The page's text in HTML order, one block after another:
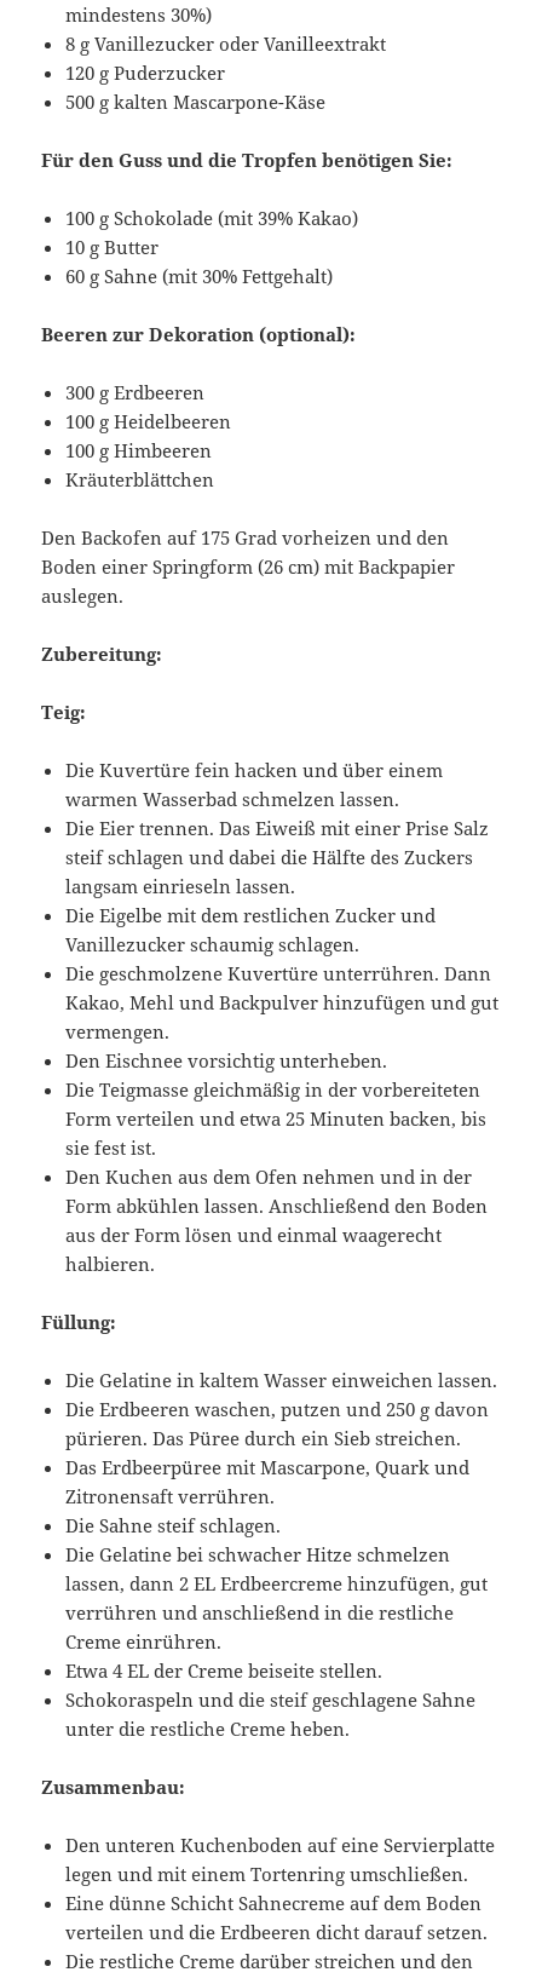
mindestens 30%)
8 g Vanillezucker oder Vanilleextrakt
120 g Puderzucker
500 g kalten Mascarpone-Käse
Für den Guss und die Tropfen benötigen Sie:
100 g Schokolade (mit 39% Kakao)
10 g Butter
60 g Sahne (mit 30% Fettgehalt)
Beeren zur Dekoration (optional):
300 g Erdbeeren
100 g Heidelbeeren
100 g Himbeeren
Kräuterblättchen
Den Backofen auf 175 Grad vorheizen und den
Boden einer Springform (26 cm) mit Backpapier
auslegen.
Zubereitung:
Teig:
Die Kuvertüre fein hacken und über einem
warmen Wasserbad schmelzen lassen.
Die Eier trennen. Das Eiweiß mit einer Prise Salz
steif schlagen und dabei die Hälfte des Zuckers
langsam einrieseln lassen.
Die Eigelbe mit dem restlichen Zucker und
Vanillezucker schaumig schlagen.
Die geschmolzene Kuvertüre unterrühren. Dann
Kakao, Mehl und Backpulver hinzufügen und gut
vermengen.
Den Eischnee vorsichtig unterheben.
Die Teigmasse gleichmäßig in der vorbereiteten
Form verteilen und etwa 25 Minuten backen, bis
sie fest ist.
Den Kuchen aus dem Ofen nehmen und in der
Form abkühlen lassen. Anschließend den Boden
aus der Form lösen und einmal waagerecht
halbieren.
Füllung:
Die Gelatine in kaltem Wasser einweichen lassen.
Die Erdbeeren waschen, putzen und 250 g davon
pürieren. Das Püree durch ein Sieb streichen.
Das Erdbeerpüree mit Mascarpone, Quark und
Zitronensaft verrühren.
Die Sahne steif schlagen.
Die Gelatine bei schwacher Hitze schmelzen
lassen, dann 2 EL Erdbeercreme hinzufügen, gut
verrühren und anschließend in die restliche
Creme einrühren.
Etwa 4 EL der Creme beiseite stellen.
Schokoraspeln und die steif geschlagene Sahne
unter die restliche Creme heben.
Zusammenbau:
Den unteren Kuchenboden auf eine Servierplatte
legen und mit einem Tortenring umschließen.
Eine dünne Schicht Sahnecreme auf dem Boden
verteilen und die Erdbeeren dicht darauf setzen.
Die restliche Creme darüber streichen und den